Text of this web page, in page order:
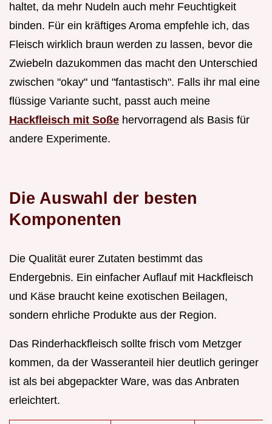
haltet, da mehr Nudeln auch mehr Feuchtigkeit
binden. Für ein kräftiges Aroma empfehle ich, das
Fleisch wirklich braun werden zu lassen, bevor die
Zwiebeln dazukommen das macht den Unterschied
zwischen "okay" und "fantastisch". Falls ihr mal eine
flüssige Variante sucht, passt auch meine
Hackfleisch mit Soße hervorragend als Basis für
andere Experimente.
Die Auswahl der besten
Komponenten
Die Qualität eurer Zutaten bestimmt das
Endergebnis. Ein einfacher Auflauf mit Hackfleisch
und Käse braucht keine exotischen Beilagen,
sondern ehrliche Produkte aus der Region.
Das Rinderhackfleisch sollte frisch vom Metzger
kommen, da der Wasseranteil hier deutlich geringer
ist als bei abgepackter Ware, was das Anbraten
erleichtert.